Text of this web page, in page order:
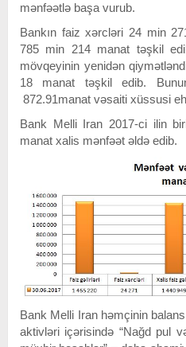
mənfəətlə başa vurub.
Bankın faiz xərcləri 24 min
785 min 214 manat təşkil
mövqeyinin yenidən
18 manat təşkil edib.
872.91manat vəsaiti xüssusi
Bank Melli Iran 2017-ci ilin
manat xalis mənfəət əldə edib.
Bank Melli Iran həmçinin balans
aktivləri içərisində “Nağd pul